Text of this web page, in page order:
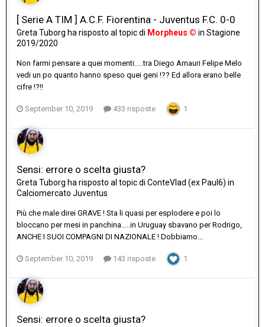
[ Serie A TIM ] A.C.F. Fiorentina - Juventus F.C. 0-0
Greta Tuborg ha risposto al topic di Morpheus © in Stagione
2019/2020
Non farmi pensare a quei momenti.....tra Diego Amauri Felipe Melo
vedi un po quanto hanno speso quei geni !?? Ed allora erano belle
cifre !?!!
September 10, 2019 433 risposte 1
Sensi: errore o scelta giusta?
Greta Tuborg ha risposto al topic di ConteVlad (ex Paul6) in
Calciomercato Juventus
Più che male direi GRAVE ! Sta li quasi per esplodere e poi lo
bloccano per mesi in panchina.....in Uruguay sbavano per Rodrigo,
ANCHE I SUOI COMPAGNI DI NAZIONALE ! Dobbiamo...
September 10, 2019 143 risposte 1
Sensi: errore o scelta giusta?